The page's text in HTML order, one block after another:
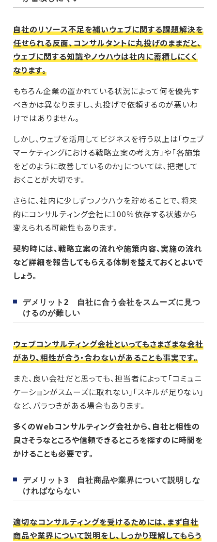
自社のリソース不足を補いウェブに関する課題解決を
任せられる反面、コンサルタントに丸投げのままだと、
ウェブに関する知識やノウハウは社内に蓄積しにくく
なります。
もちろん企業の置かれている状況によって何を優先す
べきかは異なりますし、丸投げで依頼するのが悪いわ
けではありません。
しかし、ウェブを活用してビジネスを行う以上は「ウェブ
マーケティングにおける戦略立案の考え方」や「各施策
をどのように改善しているのか」については、把握して
おくことが大切です。
さらに、社内に少しずつノウハウを貯めることで、将来
的にコンサルティング会社に100％依存する状態から
変えられる可能性もあります。
契約時には、戦略立案の流れや施策内容、実施の流れ
など詳細を報告してもらえる体制を整えておくとよいで
しょう。
デメリット2 自社に合う会社をスムーズに見つ
けるのが難しい
ウェブコンサルティング会社といってもさまざまな会社
があり、相性が合う・合わないがあることも事実です。
また、良い会社だと思っても、担当者によって「コミュニ
ケーションがスムーズに取れない」「スキルが足りない」
など、バラつきがある場合もあります。
多くのWebコンサルティング会社から、自社と相性の
良さそうなところや信頼できるところを探すのに時間を
かけることも必要です。
デメリット3 自社商品や業界について説明しな
ければならない
適切なコンサルティングを受けるためには、まず自社
商品や業界について説明をし、しっかり理解してもらう